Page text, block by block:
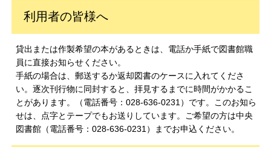
利用者の皆様へ
貸出または作製希望の本があるときは、電話か手紙で図書館職
員に直接お知らせください。
手紙の場合は、郵送するか返却図書のケースに入れてくださ
い。逐次刊行物に同封すると、拝見するまでに時間がかかるこ
とがあります。（電話番号：028-636-0231）です。このお知ら
せは、点字とテープでもお送りしています。ご希望の方は中央
図書館（電話番号：028-636-0231）までお申込ください。